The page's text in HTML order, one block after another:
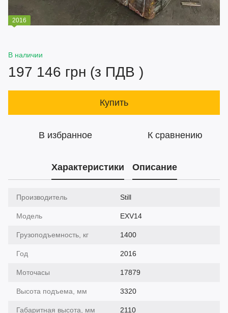
2016
В наличии
197 146 грн (з ПДВ )
Купить
В избранное К сравнению
Характеристики Описание
Производитель Still
Модель EXV14
Грузоподъемность, кг 1400
Год 2016
Моточасы 17879
Высота подъема, мм 3320
Габаритная высота, мм 2110